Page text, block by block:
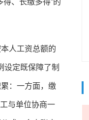
、长缴多得”的
人工资总额的
设定既保障了制
：一方面，缴
与单位协商一